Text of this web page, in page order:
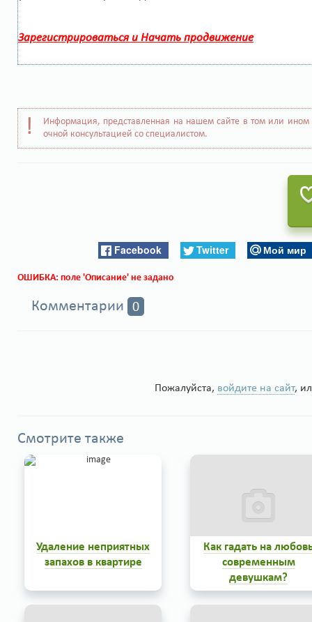
Зарегистрироваться и Начать продвижение
Информация, представленная на нашем сайте в том или
очной консультацией со специалистом.
Facebook Twitter Мой мир
ОШИБКА: поле 'Описание' не задано
Комментарии 0
Пожалуйста, войдите на сайт,
Смотрите также
Удаление неприятных
запахов в квартире
Как гадать на
современным
девушкам?